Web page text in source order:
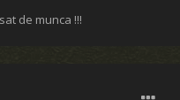
de munca !!!